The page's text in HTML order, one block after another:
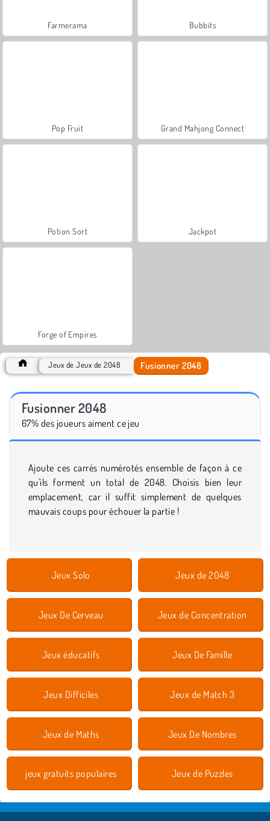
Farmerama Bubbits
Pop Fruit Grand Mahjong Connect
Potion Sort Jackpot
Forge of Empires
Jeux de Jeux de 2048 Fusionner 2048
Fusionner 2048
67% des joueurs aiment ce jeu
Ajoute ces carrés numérotés ensemble de façon à ce
qu'ils forment un total de 2048. Choisis bien leur
emplacement, car il suffit simplement de quelques
mauvais coups pour échouer la partie !
Jeux Solo Jeux de 2048
Jeux De Cerveau Jeux de Concentration
Jeux éducatifs Jeux De Famille
Jeux Difficiles Jeux de Match 3
Jeux de Maths Jeux De Nombres
jeux gratuits populaires Jeux de Puzzles